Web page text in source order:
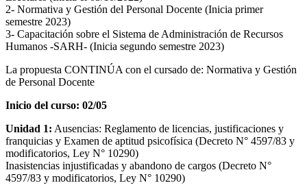
2- Normativa y Gestión del Personal Docente (Inicia primer
semestre 2023)
3- Capacitación sobre el Sistema de Administración de Recursos
Humanos -SARH- (Inicia segundo semestre 2023)
La propuesta CONTINÚA con el cursado de: Normativa y Gestión
de Personal Docente
Inicio del curso: 02/05
Unidad 1: Ausencias: Reglamento de licencias, justificaciones y
franquicias y Examen de aptitud psicofísica (Decreto N° 4597/83 y
modificatorios, Ley N° 10290)
Inasistencias injustificadas y abandono de cargos (Decreto N°
4597/83 y modificatorios, Ley N° 10290)